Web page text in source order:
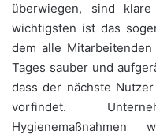
überwiegen, sind
wichtigsten ist das
dem alle
Tages sauber und
dass der nächste
vorfindet.